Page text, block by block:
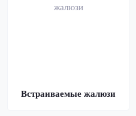
Встраиваемые жалюзи